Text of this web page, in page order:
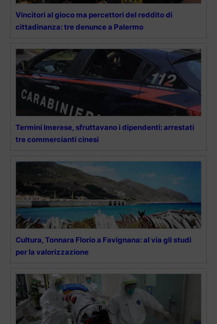
Vincitori al gioco ma percettori del reddito di
cittadinanza: tre denunce a Palermo
Termini Imerese, sfruttavano i dipendenti: arrestati
tre commercianti cinesi
Cultura, Tonnara Florio a Favignana: al via gli studi
per la valorizzazione